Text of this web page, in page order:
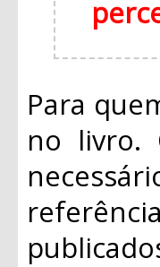
Para
no livro.